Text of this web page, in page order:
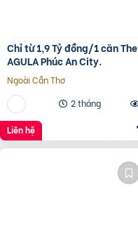
Chỉ từ 1,9 Tỷ đồng/1 căn The
AGULA Phúc An City.
Ngoài Cần Thơ
2 tháng
Liên hệ